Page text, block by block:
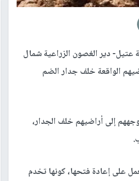
عتيل- دير الغصون الزراعية شمال
أراضيهم الواقعة خلف جدار الضم
إلى أراضيهم خلف الجدار،
على إعادة فتحها، كونها تخدم